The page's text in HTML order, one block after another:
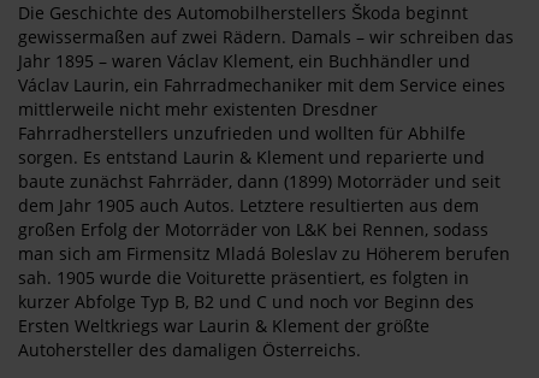
Die Geschichte des Automobilherstellers Škoda beginnt
gewissermaßen auf zwei Rädern. Damals – wir schreiben das
Jahr 1895 – waren Václav Klement, ein Buchhändler und
Václav Laurin, ein Fahrradmechaniker mit dem Service eines
mittlerweile nicht mehr existenten Dresdner
Fahrradherstellers unzufrieden und wollten für Abhilfe
sorgen. Es entstand Laurin & Klement und reparierte und
baute zunächst Fahrräder, dann (1899) Motorräder und seit
dem Jahr 1905 auch Autos. Letztere resultierten aus dem
großen Erfolg der Motorräder von L&K bei Rennen, sodass
man sich am Firmensitz Mladá Boleslav zu Höherem berufen
sah. 1905 wurde die Voiturette präsentiert, es folgten in
kurzer Abfolge Typ B, B2 und C und noch vor Beginn des
Ersten Weltkriegs war Laurin & Klement der größte
Autohersteller des damaligen Österreichs.